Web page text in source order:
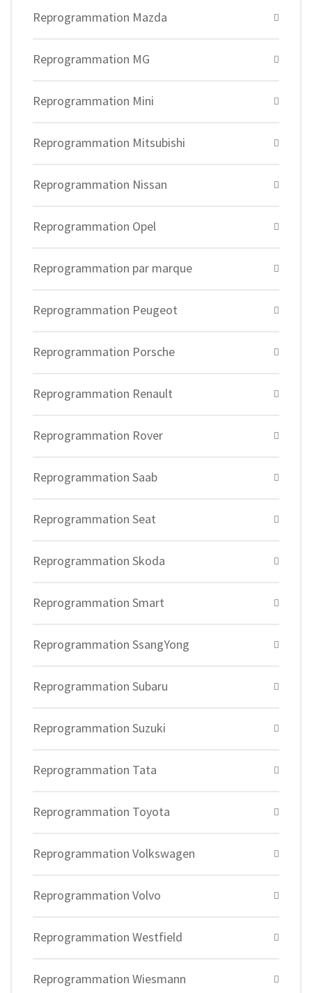
Reprogrammation Mazda
Reprogrammation MG
Reprogrammation Mini
Reprogrammation Mitsubishi
Reprogrammation Nissan
Reprogrammation Opel
Reprogrammation par marque
Reprogrammation Peugeot
Reprogrammation Porsche
Reprogrammation Renault
Reprogrammation Rover
Reprogrammation Saab
Reprogrammation Seat
Reprogrammation Skoda
Reprogrammation Smart
Reprogrammation SsangYong
Reprogrammation Subaru
Reprogrammation Suzuki
Reprogrammation Tata
Reprogrammation Toyota
Reprogrammation Volkswagen
Reprogrammation Volvo
Reprogrammation Westfield
Reprogrammation Wiesmann